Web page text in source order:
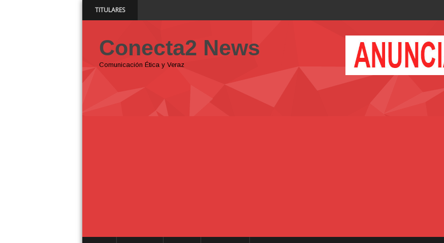
TITULARES
SNS y el SRSO actualizan Manual de Comunicación Interna y Externa para fortalecer gestión comunicacional en salud
Conecta2 News
Comunicación Ética y Veraz